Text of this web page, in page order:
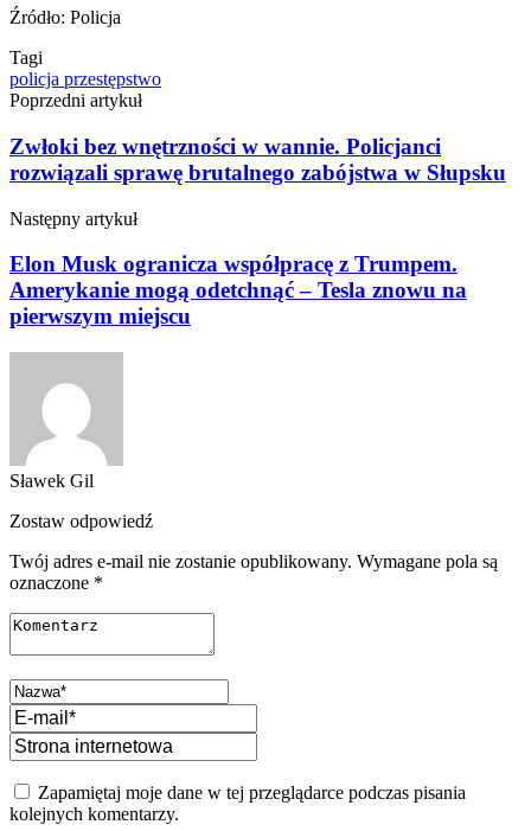
Źródło: Policja
Tagi
policja przestępstwo
Poprzedni artykuł
Zwłoki bez wnętrzności w wannie. Policjanci
rozwiązali sprawę brutalnego zabójstwa w Słupsku
Następny artykuł
Elon Musk ogranicza współpracę z Trumpem.
Amerykanie mogą odetchnąć – Tesla znowu na
pierwszym miejscu
Sławek Gil
Zostaw odpowiedź
Twój adres e-mail nie zostanie opublikowany. Wymagane pola są
oznaczone *
Zapamiętaj moje dane w tej przeglądarce podczas pisania
kolejnych komentarzy.